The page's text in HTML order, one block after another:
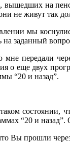
на
не живут так
мы
на заданный
передали
о еще двух
“20 и назад”.
“20 и
Вы прошли